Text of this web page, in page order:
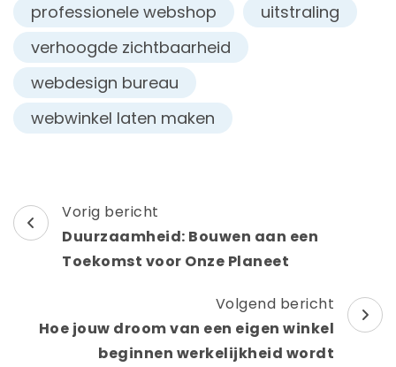
professionele webshop
uitstraling
verhoogde zichtbaarheid
webdesign bureau
webwinkel laten maken
Berichtnavigatie
Vorig bericht
Duurzaamheid: Bouwen aan een
Toekomst voor Onze Planeet
Volgend bericht
Hoe jouw droom van een eigen winkel
beginnen werkelijkheid wordt